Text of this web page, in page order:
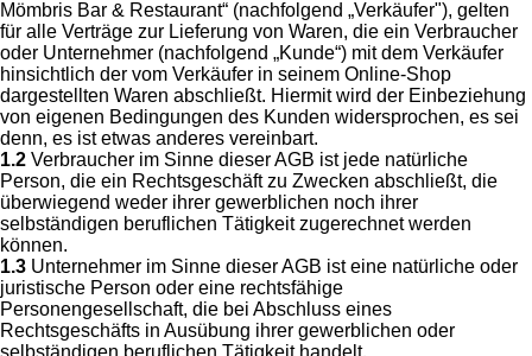
Mömbris Bar & Restaurant“ (nachfolgend „Verkäufer"), gelten
für alle Verträge zur Lieferung von Waren, die ein Verbraucher
oder Unternehmer (nachfolgend „Kunde“) mit dem Verkäufer
hinsichtlich der vom Verkäufer in seinem Online-Shop
dargestellten Waren abschließt. Hiermit wird der Einbeziehung
von eigenen Bedingungen des Kunden widersprochen, es sei
denn, es ist etwas anderes vereinbart.
1.2 Verbraucher im Sinne dieser AGB ist jede natürliche
Person, die ein Rechtsgeschäft zu Zwecken abschließt, die
überwiegend weder ihrer gewerblichen noch ihrer
selbständigen beruflichen Tätigkeit zugerechnet werden
können.
1.3 Unternehmer im Sinne dieser AGB ist eine natürliche oder
juristische Person oder eine rechtsfähige
Personengesellschaft, die bei Abschluss eines
Rechtsgeschäfts in Ausübung ihrer gewerblichen oder